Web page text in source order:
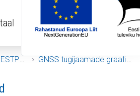
ESTPOS GNSS tugijaamade graafikud